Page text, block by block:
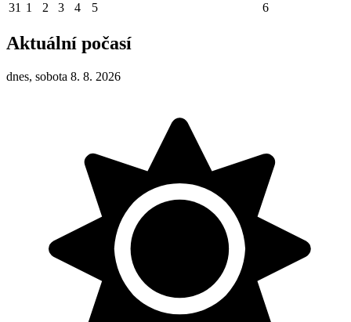
31 1 2 3 4 5 6
Aktuální počasí
dnes, sobota 8. 8. 2026